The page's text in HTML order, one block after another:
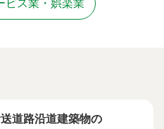
ビス業・娯楽業
道路沿道建築物の